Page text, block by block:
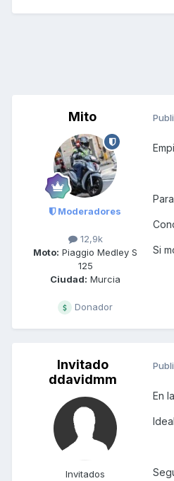
Mito
Moderadores
12,9k
Moto: Piaggio Medley S
125
Ciudad: Murcia
Donador
Si
Invitado
ddavidmm
Invitados
En